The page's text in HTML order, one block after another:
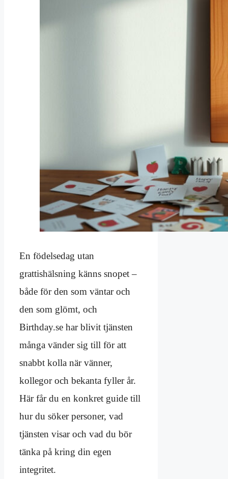
En födelsedag utan
grattishälsning känns snopet –
både för den som väntar och
den som glömt, och
Birthday.se har blivit tjänsten
många vänder sig till för att
snabbt kolla när vänner,
kollegor och bekanta fyller år.
Här får du en konkret guide till
hur du söker personer, vad
tjänsten visar och vad du bör
tänka på kring din egen
integritet.